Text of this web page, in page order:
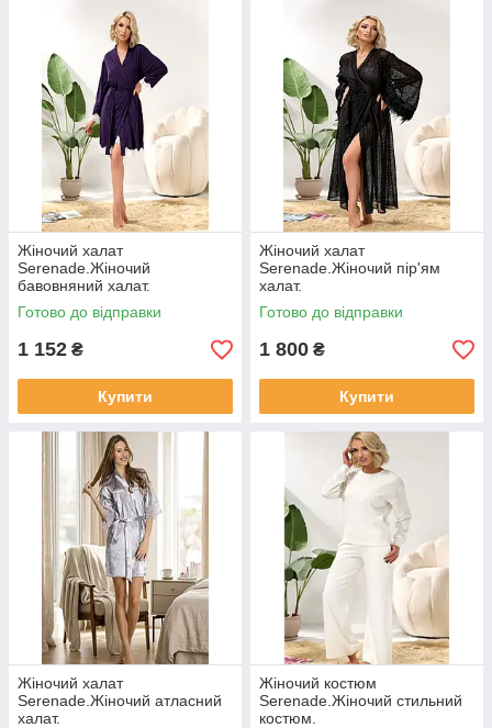
Жіночий халат
Serenade.Жіночий
бавовняний халат.
Готово до відправки
1 152 ₴
Купити
Жіночий халат
Serenade.Жіночий пір'ям
халат.
Готово до відправки
1 800 ₴
Купити
Жіночий халат
Serenade.Жіночий атласний
халат.
Жіночий костюм
Serenade.Жіночий стильний
костюм.